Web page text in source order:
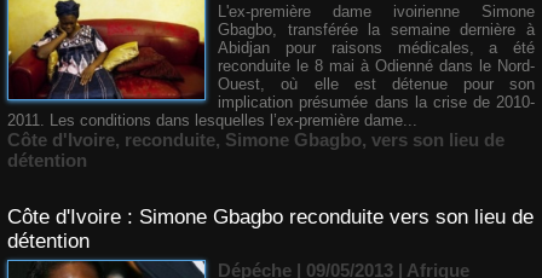
L'ex-première dame ivoirienne Simone
Gbagbo, transférée la semaine dernière à
Abidjan pour raisons médicales, a été
reconduite le 8 mai à Odienné dans le Nord-
Ouest, où elle est détenue pour son
implication présumée dans la crise de 2010-
2011. Les conditions dans lesquelles l’ex-première dame...
Côte d'Ivoire, reconduite, Simone Gbagbo, vers son lieu de
détention
Côte d'Ivoire : Simone Gbagbo reconduite vers son lieu de
détention
Dépéche | 09/05/2013 | Afrique